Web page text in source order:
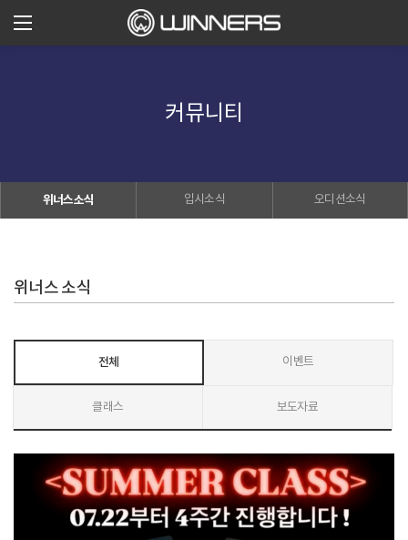
커뮤니티
위너스소식 입시소식 오디션소식
위너스 소식
전체 이벤트
클래스 보도자료